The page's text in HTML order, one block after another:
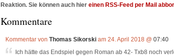
Reaktion. Sie können auch hier einen RSS-Feed per Mail
Kommentare
Kommentar von Thomas Sikorski am 24. April 2018 @ 07:40
Ich hätte das Endspiel gegen Roman ab 42- Txb8 noch